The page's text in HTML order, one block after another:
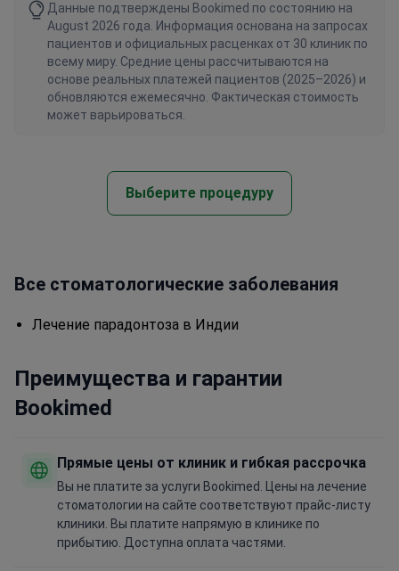
Данные подтверждены Bookimed по состоянию на
August 2026 года. Информация основана на запросах
пациентов и официальных расценках от 30 клиник по
всему миру. Средние цены рассчитываются на
основе реальных платежей пациентов (2025–2026) и
обновляются ежемесячно. Фактическая стоимость
может варьироваться.
Выберите процедуру
Все стоматологические заболевания
Лечение парадонтоза в Индии
Преимущества и гарантии
Bookimed
Прямые цены от клиник и гибкая рассрочка
Вы не платите за услуги Bookimed. Цены на лечение
стоматологии на сайте соответствуют прайс-листу
клиники. Вы платите напрямую в клинике по
прибытию. Доступна оплата частями.